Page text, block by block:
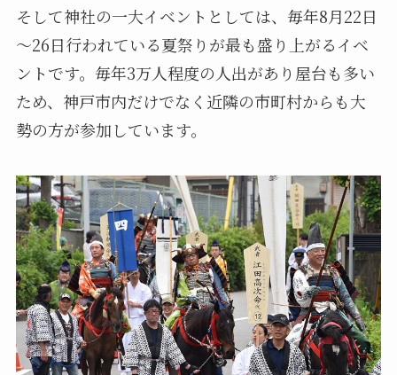
そして神社の一大イベントとしては、毎年8月22日
～26日行われている夏祭りが最も盛り上がるイベ
ントです。毎年3万人程度の人出があり屋台も多い
ため、神戸市内だけでなく近隣の市町村からも大
勢の方が参加しています。